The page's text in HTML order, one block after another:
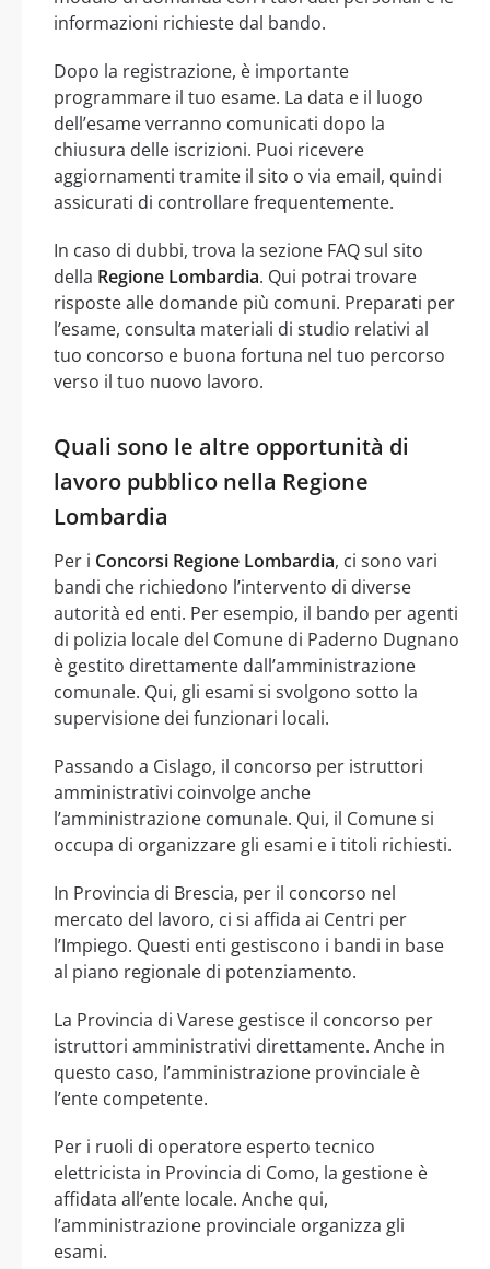
informazioni richieste dal bando.
Dopo la registrazione, è importante
programmare il tuo esame. La data e il luogo
dell’esame verranno comunicati dopo la
chiusura delle iscrizioni. Puoi ricevere
aggiornamenti tramite il sito o via email, quindi
assicurati di controllare frequentemente.
In caso di dubbi, trova la sezione FAQ sul sito
della Regione Lombardia. Qui potrai trovare
risposte alle domande più comuni. Preparati per
l’esame, consulta materiali di studio relativi al
tuo concorso e buona fortuna nel tuo percorso
verso il tuo nuovo lavoro.
Quali sono le altre opportunità di
lavoro pubblico nella Regione
Lombardia
Per i Concorsi Regione Lombardia, ci sono vari
bandi che richiedono l’intervento di diverse
autorità ed enti. Per esempio, il bando per agenti
di polizia locale del Comune di Paderno Dugnano
è gestito direttamente dall’amministrazione
comunale. Qui, gli esami si svolgono sotto la
supervisione dei funzionari locali.
Passando a Cislago, il concorso per istruttori
amministrativi coinvolge anche
l’amministrazione comunale. Qui, il Comune si
occupa di organizzare gli esami e i titoli richiesti.
In Provincia di Brescia, per il concorso nel
mercato del lavoro, ci si affida ai Centri per
l’Impiego. Questi enti gestiscono i bandi in base
al piano regionale di potenziamento.
La Provincia di Varese gestisce il concorso per
istruttori amministrativi direttamente. Anche in
questo caso, l’amministrazione provinciale è
l’ente competente.
Per i ruoli di operatore esperto tecnico
elettricista in Provincia di Como, la gestione è
affidata all’ente locale. Anche qui,
l’amministrazione provinciale organizza gli
esami.